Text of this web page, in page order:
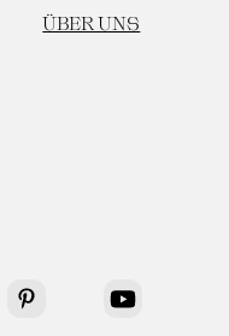
ÜBER UNS
Pinterest YouTube